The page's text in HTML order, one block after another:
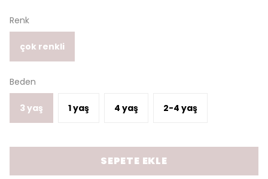
Renk
çok renkli
Beden
3 yaş 1 yaş 4 yaş 2-4 yaş
SEPETE EKLE